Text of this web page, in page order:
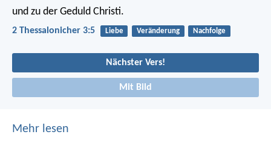
und zu der Geduld Christi.
2 Thessalonicher 3:5 Liebe Veränderung Nachfolge
Nächster Vers!
Mit Bild
Mehr lesen